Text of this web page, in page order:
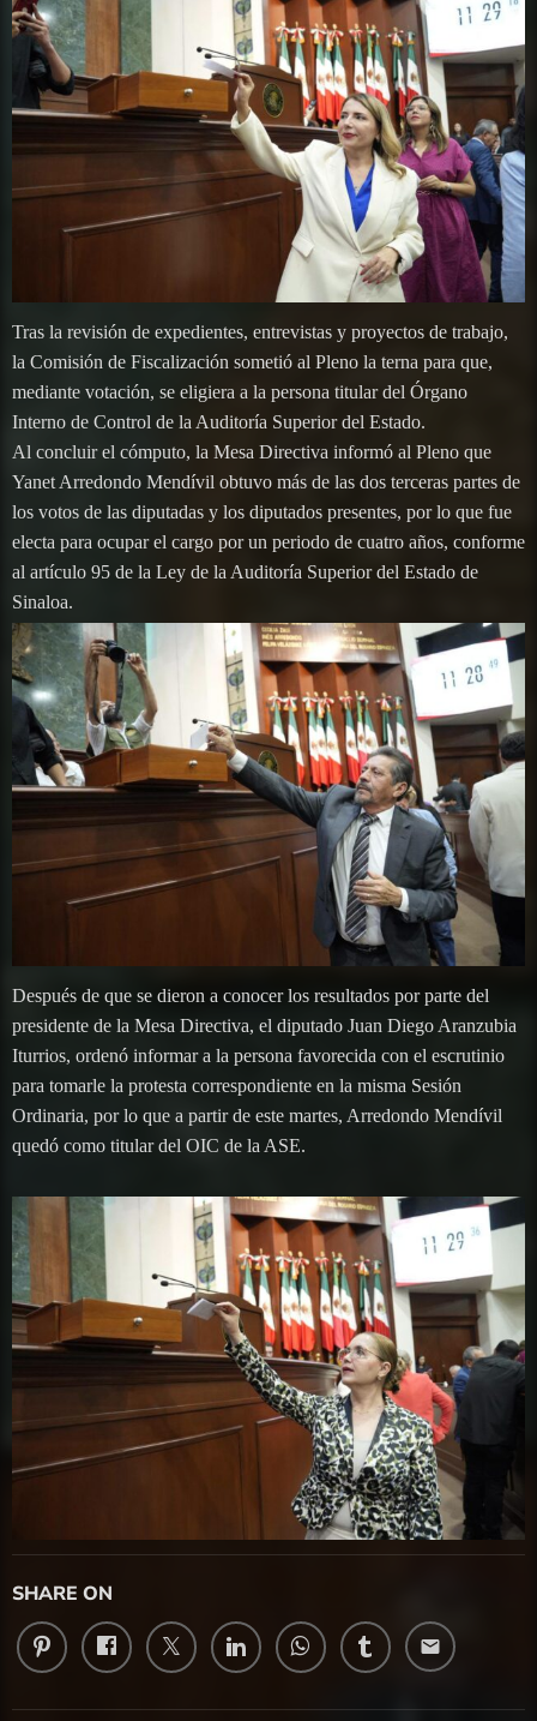
Tras la revisión de expedientes, entrevistas y proyectos de trabajo,
la Comisión de Fiscalización sometió al Pleno la terna para que,
mediante votación, se eligiera a la persona titular del Órgano
Interno de Control de la Auditoría Superior del Estado.
Al concluir el cómputo, la Mesa Directiva informó al Pleno que
Yanet Arredondo Mendívil obtuvo más de las dos terceras partes de
los votos de las diputadas y los diputados presentes, por lo que fue
electa para ocupar el cargo por un periodo de cuatro años, conforme
al artículo 95 de la Ley de la Auditoría Superior del Estado de
Sinaloa.
Después de que se dieron a conocer los resultados por parte del
presidente de la Mesa Directiva, el diputado Juan Diego Aranzubia
Iturrios, ordenó informar a la persona favorecida con el escrutinio
para tomarle la protesta correspondiente en la misma Sesión
Ordinaria, por lo que a partir de este martes, Arredondo Mendívil
quedó como titular del OIC de la ASE.
SHARE ON
email